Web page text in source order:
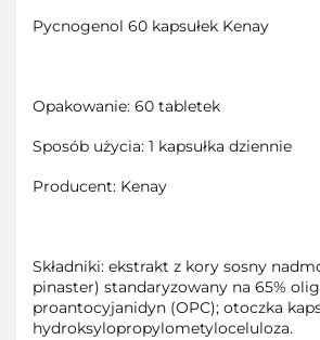
Pycnogenol 60 kapsułek Kenay
Opakowanie: 60 tabletek
Sposób użycia: 1 kapsułka dziennie
Producent: Kenay
Składniki: ekstrakt z kory sosny
pinaster) standaryzowany na 65%
proantocyjanidyn (OPC); otoczka
hydroksylopropylometyloceluloza.